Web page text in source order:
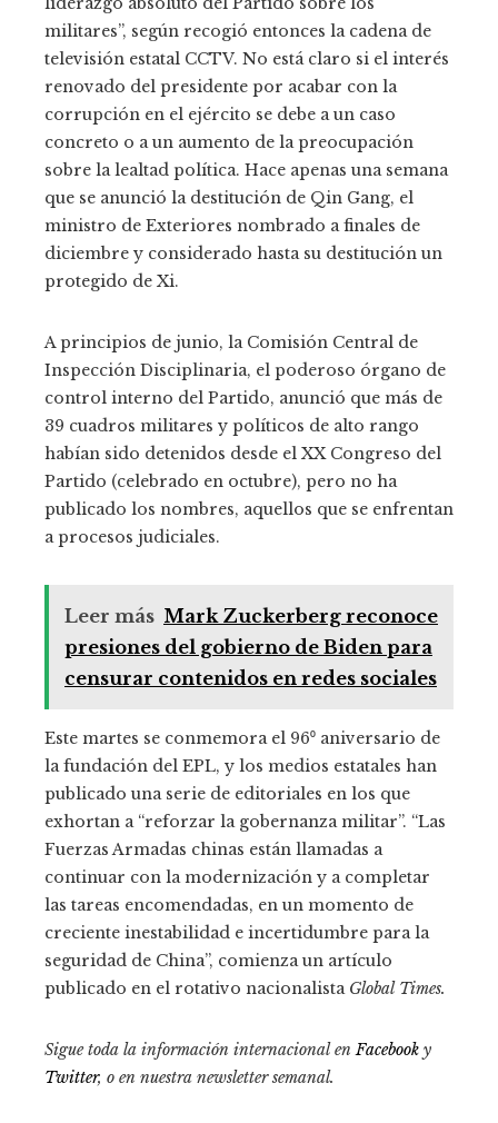
militares”, según recogió entonces la cadena de
televisión estatal CCTV. No está claro si el interés
renovado del presidente por acabar con la
corrupción en el ejército se debe a un caso
concreto o a un aumento de la preocupación
sobre la lealtad política. Hace apenas una semana
que se anunció la destitución de Qin Gang, el
ministro de Exteriores nombrado a finales de
diciembre y considerado hasta su destitución un
protegido de Xi.
A principios de junio, la Comisión Central de
Inspección Disciplinaria, el poderoso órgano de
control interno del Partido, anunció que más de
39 cuadros militares y políticos de alto rango
habían sido detenidos desde el XX Congreso del
Partido (celebrado en octubre), pero no ha
publicado los nombres, aquellos que se enfrentan
a procesos judiciales.
Leer más Mark Zuckerberg reconoce
presiones del gobierno de Biden para
censurar contenidos en redes sociales
Este martes se conmemora el 96⁰ aniversario de
la fundación del EPL, y los medios estatales han
publicado una serie de editoriales en los que
exhortan a “reforzar la gobernanza militar”. “Las
Fuerzas Armadas chinas están llamadas a
continuar con la modernización y a completar
las tareas encomendadas, en un momento de
creciente inestabilidad e incertidumbre para la
seguridad de China”, comienza un artículo
publicado en el rotativo nacionalista Global Times.
Sigue toda la información internacional enFacebook y
Twitter, o en nuestra newsletter semanal.